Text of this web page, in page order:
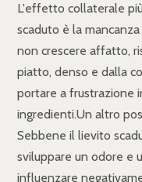
L'effetto collaterale
scaduto è la
non crescere affatto,
piatto, denso e dalla
portare a frustrazione
ingredienti.Un altro
Sebbene il lievito
sviluppare un odore e
influenzare